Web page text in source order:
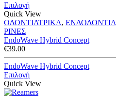
Επιλογή
Quick View
ΟΔΟΝΤΙΑΤΡΙΚΑ, ΕΝΔΟΔΟΝΤΙΑ
ΡΙΝΕΣ
EndoWave Hybrid Concept
€39.00
EndoWave Hybrid Concept
Επιλογή
Quick View